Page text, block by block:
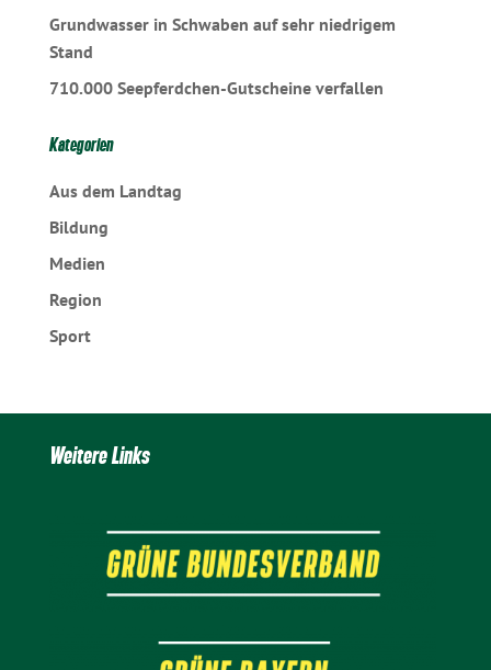
Grundwasser in Schwaben auf sehr niedrigem
Stand
710.000 Seepferdchen-Gutscheine verfallen
Kategorien
Aus dem Landtag
Bildung
Medien
Region
Sport
Weitere Links